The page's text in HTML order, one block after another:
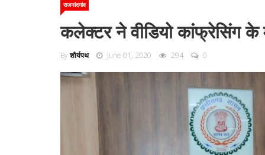
राजनांदगांव
कलेक्टर ने वीडियो कांफ्रेसिंग के
Byशौर्यपथ June 01, 2020 294 0